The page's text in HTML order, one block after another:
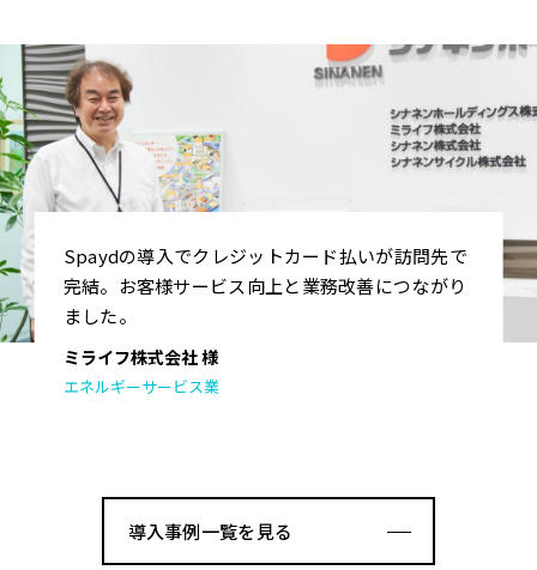
Spaydの導入でクレジットカード払いが訪問先で
完結。 お客様サービス向上と業務改善につながり
ました。
ミライフ株式会社 様
エネルギーサービス業
導入事例一覧を見る